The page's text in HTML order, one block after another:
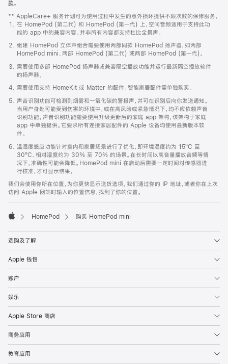
款。
窗
口
中
打
开)
** AppleCare+ 服务计划可为使用过程中发生的意外损坏提供不限次数的保修服务。
在 HomePod (第二代) 和 HomePod (第一代) 上，空间音频适用于支持此功
能的 app 中的兼容内容。并非所有内容都支持杜比全景声。
组建 HomePod 立体声组合需要使用两部同款 HomePod 扬声器，如两部
HomePod mini、两部 HomePod (第二代) 或两部 HomePod (第一代)。
需要使用多部 HomePod 扬声器或兼容隔空播放功能并运行最新隔空播放软件
的扬声器。
需要使用支持 HomeKit 或 Matter 的配件。智能家居配件需单独购买。
声音识别功能可检测到烟雾和一氧化碳的警报声，并可在识别后向你发送通知。
当用户身处可能受到伤害的环境中，或在高风险或紧急情况下，均不应依赖声音
识别功能。声音识别功能需要使用升级更新后的家庭 app 架构，该架构于家庭
app 中单独提供。它要求所有连接家居配件的 Apple 设备均使用最新版本软
件。
温湿度感应功能针对室内和家居场景进行了优化，即环境温度约为 15ºC 至
30ºC、相对湿度约为 30% 至 70% 的场景。在长时间以高音量播放音频等情
况下，准确性可能会降低。HomePod mini 在启动后需要一定时间对传感器进
行校准，才可显示结果。
我们会使用你所在位置，为你更快显示送货选项。我们通过你的 IP 地址，或者你在上次
访问 Apple 网站时输入的位置信息，找到了你的位置。
HomePod 购买 HomePod mini
选购及了解
Apple 钱包
账户
娱乐
Apple Store 商店
商务应用
教育应用